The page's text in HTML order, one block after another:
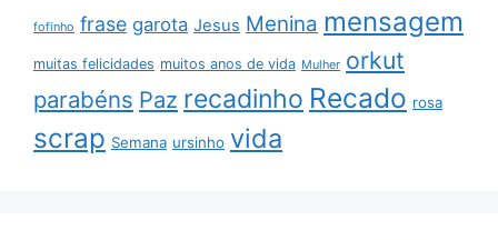
fofinho frase garota Jesus Menina mensagem
muitas felicidades muitos anos de vida Mulher orkut
parabéns Paz recadinho Recado rosa
scrap Semana ursinho vida